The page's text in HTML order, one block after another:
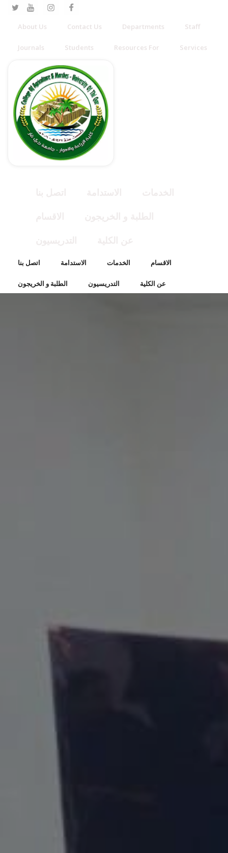
About Us Contact Us Departments Staff
Journals Students Resources For Services
اتصل بنا الاستدامة الخدمات الاقسام
الطلبة و الخريجون التدريسيون عن الكلية